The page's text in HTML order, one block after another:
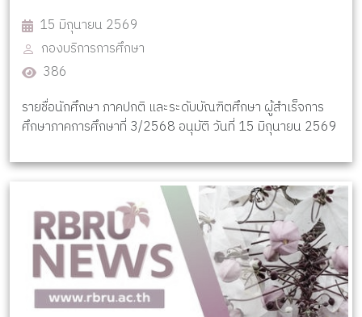
15 มิถุนายน 2569
กองบริการการศึกษา
386
รายชื่อนักศึกษา ภาคปกติ และระดับบัณฑิตศึกษา ผู้สำเร็จการ
ศึกษาภาคการศึกษาที่ 3/2568 อนุมัติ วันที่ 15 มิถุนายน 2569